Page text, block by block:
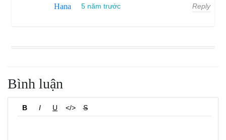
Hana 5 năm trước Reply
Bình luận
B I U </> S